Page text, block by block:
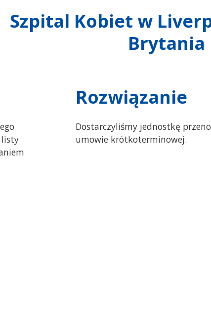
Szpital Kobiet w
Brytania
listy
Rozwiązanie
Dostarczyliśmy jednostkę
umowie krótkoterminowej.